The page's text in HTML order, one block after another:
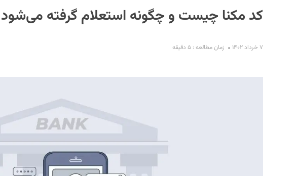
کد مکنا چیست و چگونه استعلام گرفته می‌شود
۷ خرداد ۱۴۰۲ زمان مطالعه : ۵ دقیقه